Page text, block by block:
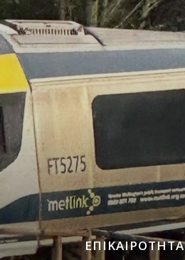
ΕΠΙΚΑΙΡΌΤΗΤΑ